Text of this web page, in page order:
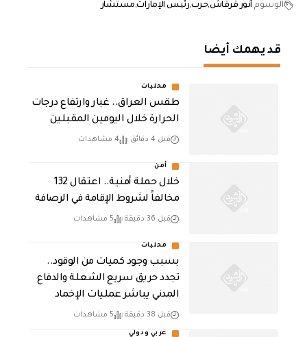
الوسوم أنور قرقاشحربرئيس الإمارات مستشار
قد يهمك أيضا
محليات
طقس العراق.. غبار وارتفاع درجات
الحرارة خلال اليومين المقبلين
قبل 4 دقائق 4 مشاهدات
أمن
خلال حملة أمنية.. اعتقال 132
مخالفاً لشروط الإقامة في الرصافة
قبل 36 دقيقة 5 مشاهدات
محليات
بسبب وجود كميات من الوقود..
تجدد حريق سريع الشعلة والدفاع
المدني يباشر عمليات الإخماد
قبل 38 دقيقة 5 مشاهدات
عربي ودولي